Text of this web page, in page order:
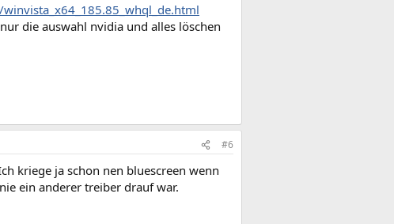
die auswahl nvidia und alles löschen
#6
kriege ja schon nen bluescreen wenn
ein anderer treiber drauf war.